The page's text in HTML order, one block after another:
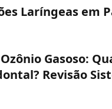
Laríngeas em
Gasoso:
Revisão